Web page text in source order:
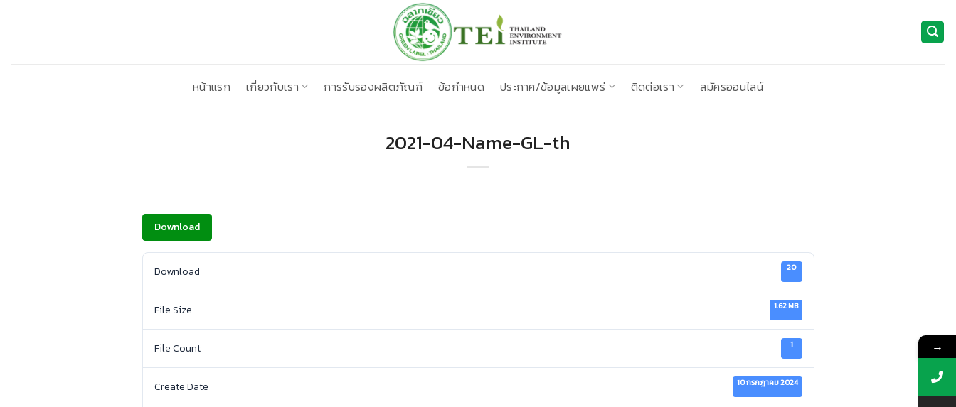
หน้าแรก
เกี่ยวกับเรา การรับรองผลิตภัณฑ์ ข้อกำหนด ประกาศ/ข้อมูลเผยแพร่ ติดต่อเรา สมัครออนไลน์
2021-04-Name-GL-th
Download
Download 20
File Size 1.62 MB
File Count 1
Create Date 10 กรกฎาคม 2024
→